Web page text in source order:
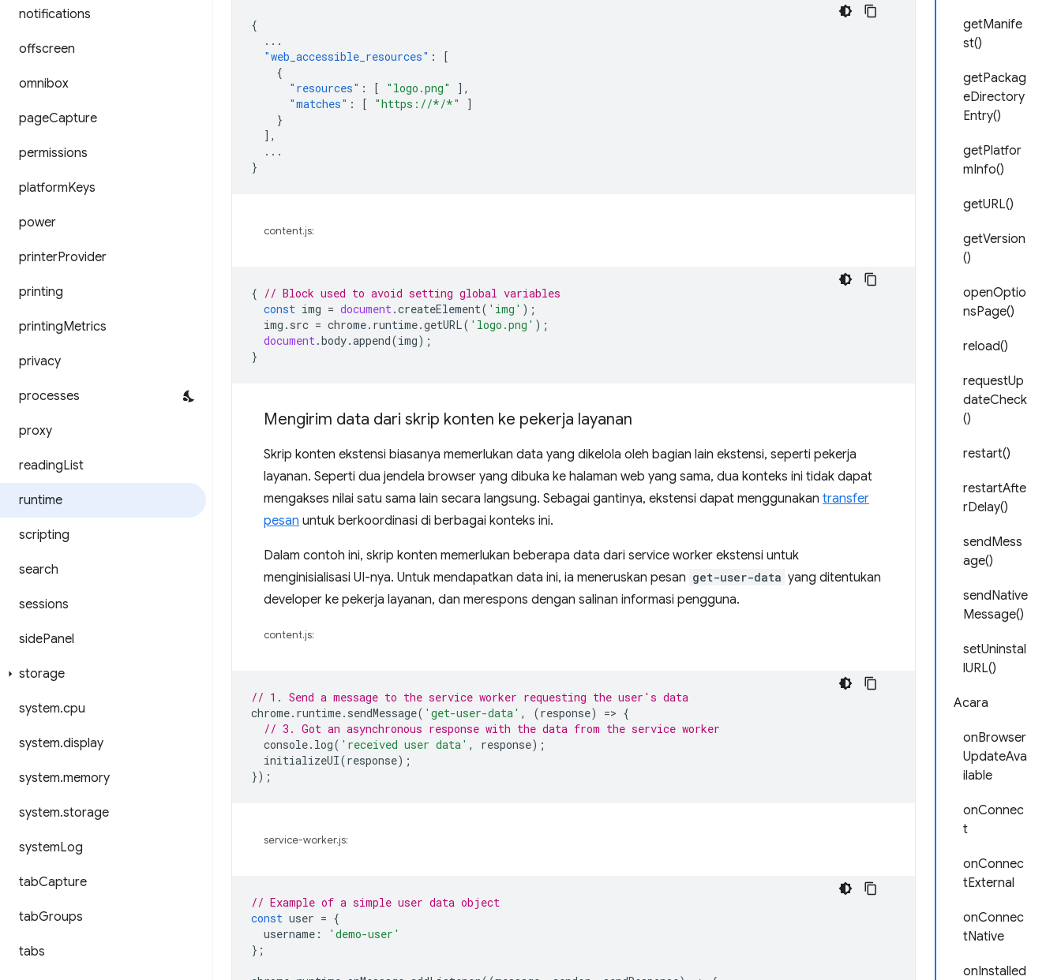
notifications
offscreen
omnibox
pageCapture
permissions
platformKeys
power
printerProvider
printing
printingMetrics
privacy
processes
proxy
readingList
runtime
scripting
search
sessions
sidePanel
storage
system.cpu
system.display
system.memory
system.storage
systemLog
tabCapture
tabGroups
tabs
getManife
st()
getPackag
eDirectory
Entry()
getPlatfor
mInfo()
getURL()
getVersion
()
openOptio
nsPage()
reload()
requestUp
dateCheck
()
restart()
restartAfte
rDelay()
sendMess
age()
sendNative
Message()
setUninstal
lURL()
Acara
onBrowser
UpdateAva
ilable
onConnec
t
onConnec
tExternal
onConnec
tNative
onInstalled
{
...
"web_accessible_resources" :
[
{
"resources" : [ "logo.png"
],
"matches" : [ "https://*/*"
]
}
],
...
}
content.js:
{ // Block used to avoid setting global variables
const img = document.createElement( 'img' );
img . src = chrome. runtime.getURL( 'logo.png' );
document.body.append(img);
}
Mengirim data dari skrip konten ke pekerja layanan
Skrip konten ekstensi biasanya memerlukan data yang dikelola oleh bagian lain ekstensi, seperti pekerja
layanan. Seperti dua jendela browser yang dibuka ke halaman web yang sama, dua konteks ini tidak dapat
mengakses nilai satu sama lain secara langsung. Sebagai gantinya, ekstensi dapat menggunakan transfer
pesan untuk berkoordinasi di berbagai konteks ini.
Dalam contoh ini, skrip konten memerlukan beberapa data dari service worker ekstensi untuk
menginisialisasi UI-nya. Untuk mendapatkan data ini, ia meneruskan pesan get-user-data yang ditentukan
developer ke pekerja layanan, dan merespons dengan salinan informasi pengguna.
content.js:
// 1. Send a message to the service worker requesting the user's data
chrome. runtime. sendMessage( 'get-user-data' , (response) => {
// 3. Got an asynchronous response with the data from the service worker
console. log( 'received user data' , response);
initializeUI(response);
});
service-worker.js:
// Example of a simple user data object
const user = {
username :
'demo-user'
};